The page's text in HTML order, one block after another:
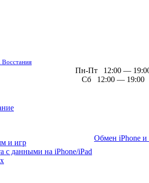
Восстания
Пн-Пт 12:00 —
Сб 12:00 — 19:00
и игр
с данными на iPhone/iPad
Обмен iPhone и